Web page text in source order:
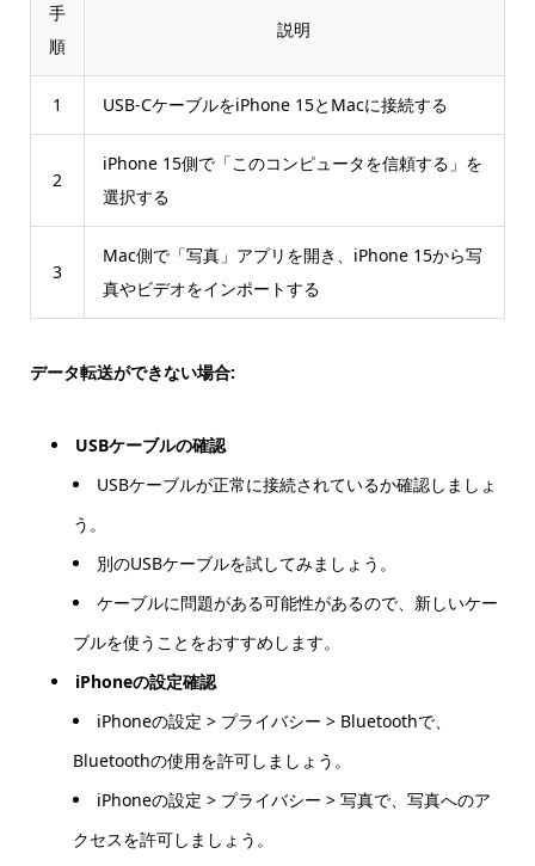
手
順
説明
1 USB-CケーブルをiPhone 15とMacに接続する
2
iPhone 15側で「このコンピュータを信頼する」を
選択する
3
Mac側で「写真」アプリを開き、iPhone 15から写
真やビデオをインポートする
データ転送ができない場合:
USBケーブルの確認
USBケーブルが正常に接続されているか確認しましょ
う。
別のUSBケーブルを試してみましょう。
ケーブルに問題がある可能性があるので、新しいケー
ブルを使うことをおすすめします。
iPhoneの設定確認
iPhoneの設定 > プライバシー > Bluetoothで、
Bluetoothの使用を許可しましょう。
iPhoneの設定 > プライバシー > 写真で、写真へのア
クセスを許可しましょう。